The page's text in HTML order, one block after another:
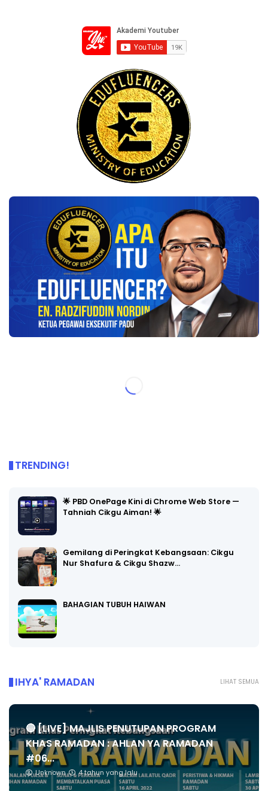
TRENDING!
🌟 PBD OnePage Kini di Chrome Web Store —
Tahniah Cikgu Aiman! 🌟
Gemilang di Peringkat Kebangsaan: Cikgu
Nur Shafura & Cikgu Shazw…
BAHAGIAN TUBUH HAIWAN
LIHAT SEMUA
IHYA' RAMADAN
🔴 [LIVE] MAJLIS PENUTUPAN PROGRAM
KHAS RAMADAN : AHLAN YA RAMADAN
#06...
Unknown 4 tahun yang lalu